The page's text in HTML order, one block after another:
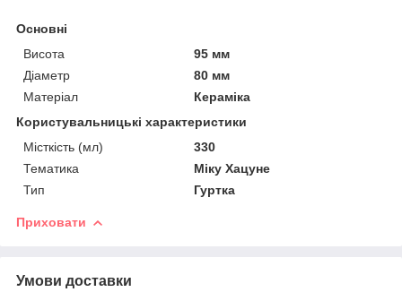
Основні
Висота
95 мм
Діаметр
80 мм
Матеріал
Кераміка
Користувальницькі характеристики
Місткість (мл)
330
Тематика
Міку Хацуне
Тип
Гуртка
Приховати
Умови доставки